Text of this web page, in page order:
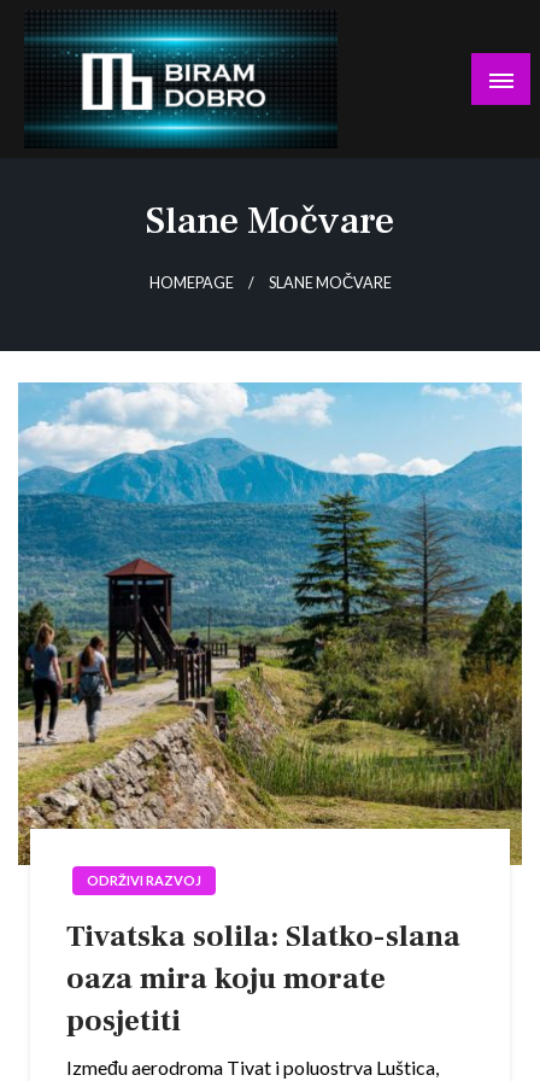
Skip
content
Slane Močvare
HOMEPAGE SLANE MOČVARE
ODRŽIVI RAZVOJ
Tivatska solila: Slatko-slana
oaza mira koju morate
posjetiti
Između aerodroma Tivat i poluostrva Luštica,